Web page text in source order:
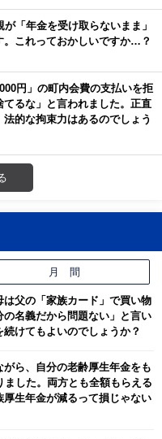
が「年金を受け取らないまま」
。これっておかしいですか…？
円」の町内会費の支払いを拒
てるな」と言われました。正直
的な拘束力はあるのでしょう
月 間
は父の「家族カード」で買い物
の名義だから問題ない」と言い
けてもよいのでしょうか？
ら、自分の老齢厚生年金をも
ました。両方とも全額もらえる
厚生年金が減るって損じゃない